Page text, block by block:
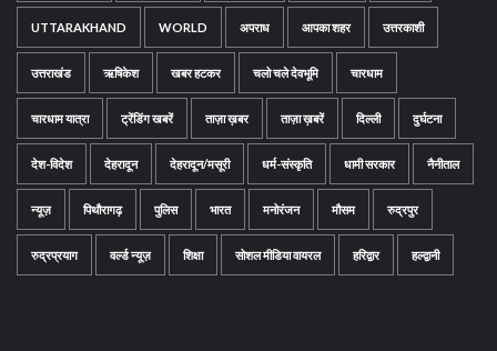
UTTARAKHAND WORLD अपराध आपका शहर उत्तरकाशी
उत्तराखंड ऋषिकेश खबर हटकर चलो चले देवभूमि चारधाम
चारधाम यात्रा ट्रेंडिंग खबरें ताज़ा ख़बर ताज़ा ख़बरें दिल्ली दुर्घटना
देश-विदेश देहरादून देहरादून/मसूरी धर्म-संस्कृति धामी सरकार नैनीताल
न्यूज़ पिथौरागढ़ पुलिस भारत मनोरंजन मौसम रुद्रपुर
रुद्रप्रयाग वर्ल्ड न्यूज़ शिक्षा सोशल मीडिया वायरल हरिद्वार हल्द्वानी